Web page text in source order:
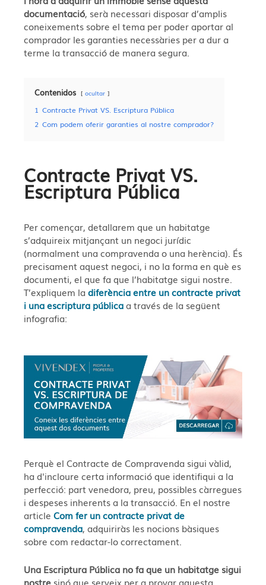
documentació, serà necessari disposar d’amplis
coneixements sobre el tema per poder aportar al
comprador les garanties necessàries per a dur a
terme la transacció de manera segura.
Contenidos ocultar
1 Contracte Privat VS. Escriptura Pública
2 Com podem oferir garanties al nostre comprador?
Contracte Privat VS.
Escriptura Pública
Per començar, detallarem que un habitatge
s’adquireix mitjançant un negoci jurídic
(normalment una compravenda o una herència). És
precisament aquest negoci, i no la forma en què es
documenti, el que fa que l’habitatge sigui nostre.
T’expliquem la diferència entre un contracte privat
i una escriptura públicaa través de la següent
infografia:
Perquè el Contracte de Compravenda sigui vàlid,
ha d'incloure certa informació que identifiqui a la
perfecció: part venedora, preu, possibles càrregues
i despeses inherents a la transacció. En el nostre
article Com fer un contracte privat de
compravenda, adquiriràs les nocions bàsiques
sobre com redactar-lo correctament.
Una Escriptura Pública no fa que un habitatge sigui
nostre sinó que serveix per a provar aquesta